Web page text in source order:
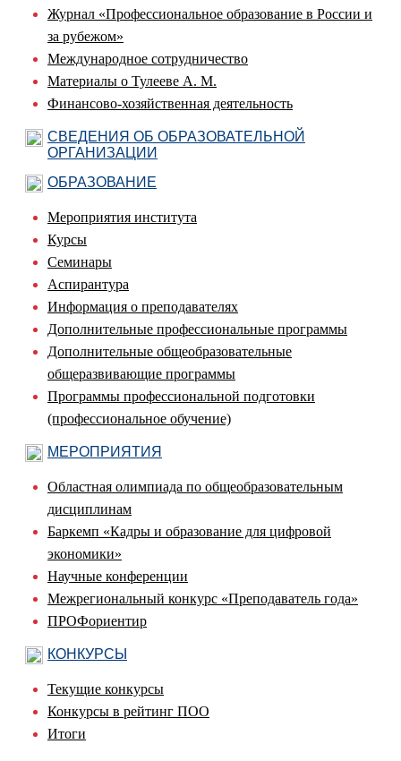
Журнал «Профессиональное образование в России и
за рубежом»
Международное сотрудничество
Материалы о Тулееве А. М.
Финансово-хозяйственная деятельность
СВЕДЕНИЯ ОБ ОБРАЗОВАТЕЛЬНОЙ
ОРГАНИЗАЦИИ
ОБРАЗОВАНИЕ
Мероприятия института
Курсы
Семинары
Аспирантура
Информация о преподавателях
Дополнительные профессиональные программы
Дополнительные общеобразовательные
общеразвивающие программы
Программы профессиональной подготовки
(профессиональное обучение)
МЕРОПРИЯТИЯ
Областная олимпиада по общеобразовательным
дисциплинам
Баркемп «Кадры и образование для цифровой
экономики»
Научные конференции
Межрегиональный конкурс «Преподаватель года»
ПРОФориентир
КОНКУРСЫ
Текущие конкурсы
Конкурсы в рейтинг ПОО
Итоги